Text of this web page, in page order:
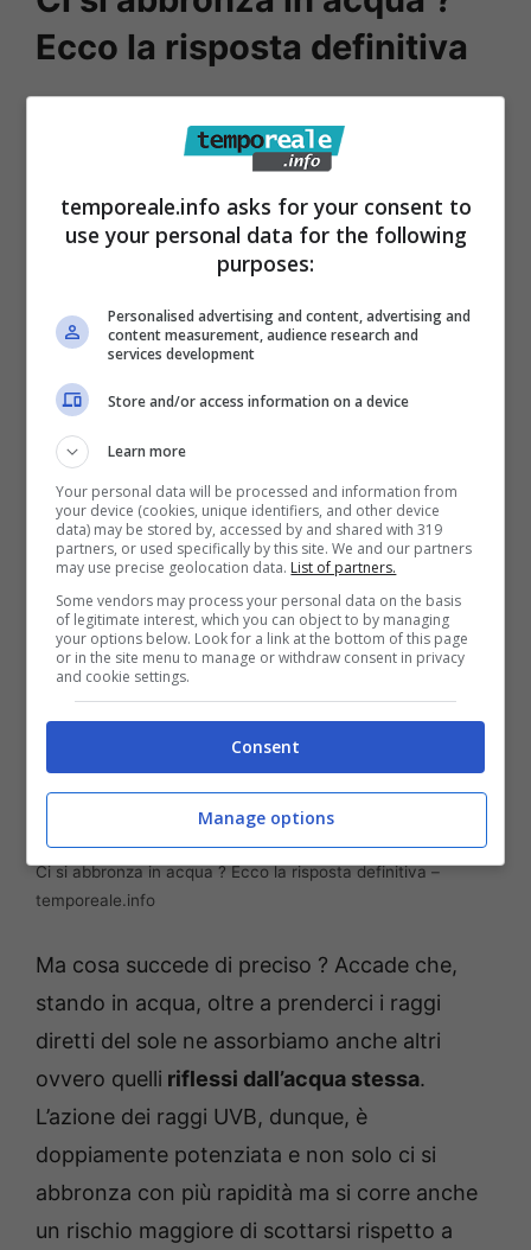
Ecco la risposta definitiva
più recenti contributi pubblicati sulla pagina
professore, con la sua consueta chiarezza e
semplicità di esposizione, ha smentito che
stando in acqua non ci si abbronza. Anzi, è
proprio il contrario, e la ragione sta inun
fenomeno fisico
mentre stiamo “a mollo” a chiacchierare con
altre persone, a giocare oppure a farci una
nuotata.
Ci si abbronza in acqua ? Ecco la risposta definitiva –
temporeale.info
Ma cosa succede di preciso ? Accade che,
stando in acqua, oltre a prenderci i raggi
diretti del sole ne assorbiamo anche altri
ovvero quelli riflessi dall’acqua stessa.
L’azione dei raggi UVB, dunque, è
doppiamente potenziata e non solo ci si
abbronza con più rapidità ma si corre anche
un rischio maggiore di scottarsi rispetto a
temporeale.info asks for your consent to
use your personal data for the following
purposes:
Personalised advertising and content, advertising and
content measurement, audience research and
services development
Store and/or access information on a device
Learn more
Your personal data will be processed and information from
your device (cookies, unique identifiers, and other device
data) may be stored by, accessed by and shared with 319
partners, or used specifically by this site. We and our partners
may use precise geolocation data. List of partners.
Some vendors may process your personal data on the basis
of legitimate interest, which you can object to by managing
your options below. Look for a link at the bottom of this page
or in the site menu to manage or withdraw consent in privacy
and cookie settings.
Consent
Manage options